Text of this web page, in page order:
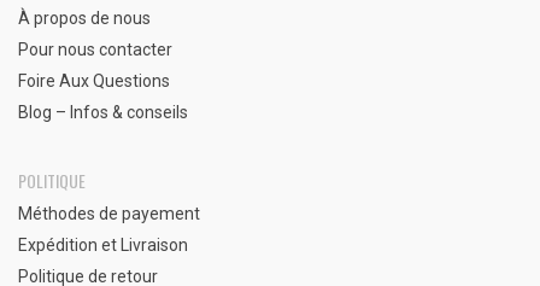
À propos de nous
Pour nous contacter
Foire Aux Questions
Blog – Infos & conseils
POLITIQUE
Méthodes de payement
Expédition et Livraison
Politique de retour